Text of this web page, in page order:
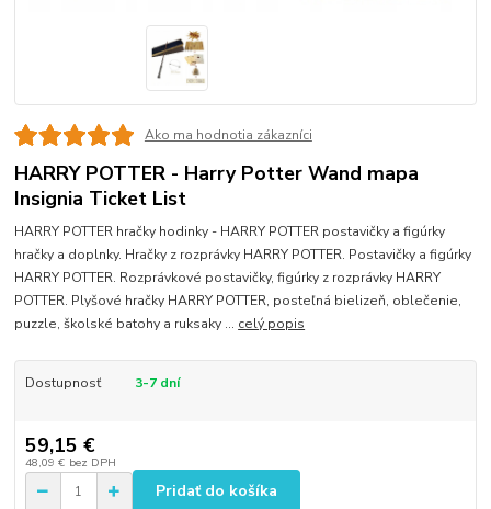
Ako ma hodnotia zákazníci
HARRY POTTER - Harry Potter Wand mapa
Insignia Ticket List
HARRY POTTER hračky hodinky - HARRY POTTER postavičky a figúrky
hračky a doplnky. Hračky z rozprávky HARRY POTTER. Postavičky a figúrky
HARRY POTTER. Rozprávkové postavičky, figúrky z rozprávky HARRY
POTTER. Plyšové hračky HARRY POTTER, posteľná bielizeň, oblečenie,
puzzle, školské batohy a ruksaky ... celý popis
Dostupnosť 3-7 dní
59,15 €
48,09 € bez DPH
Pridať do košíka